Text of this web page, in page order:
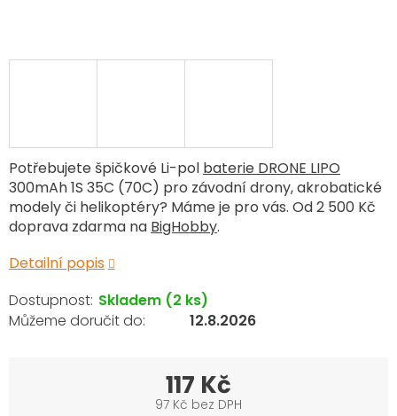
Potřebujete špičkové Li-pol baterie DRONE LIPO
300mAh 1S 35C (70C) pro závodní drony, akrobatické
modely či helikoptéry? Máme je pro vás. Od 2 500 Kč
doprava zdarma na BigHobby.
Detailní popis
Skladem (2 ks)
12.8.2026
117 Kč
97 Kč bez DPH